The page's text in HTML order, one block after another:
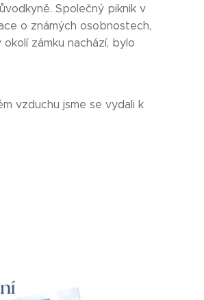
Společný piknik v
o známých osobnostech,
zámku nachází, bylo
vzduchu jsme se vydali k